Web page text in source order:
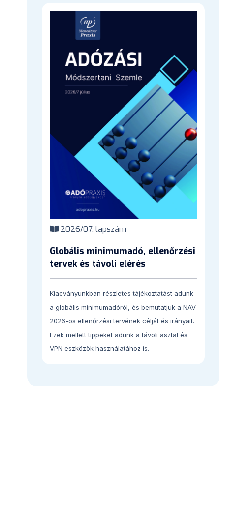
2026/07. lapszám
Globális minimumadó, ellenőrzési
tervek és távoli elérés
Kiadványunkban részletes tájékoztatást adunk
a globális minimumadóról, és bemutatjuk a NAV
2026-os ellenőrzési tervének célját és irányait.
Ezek mellett tippeket adunk a távoli asztal és
VPN eszközök használatához is.